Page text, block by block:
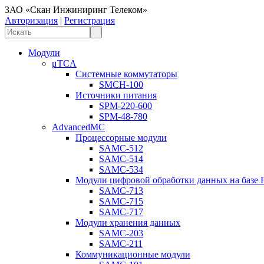
ЗАО «Скан Инжиниринг Телеком»
Авторизация | Регистрация
Модули
μTCA
Системные коммутаторы
SMCH-100
Источники питания
SPM-220-600
SPM-48-780
AdvancedMC
Процессорные модули
SAMC-512
SAMC-514
SAMC-534
Модули цифровой обработки данных на базе
SAMC-713
SAMC-715
SAMC-717
Модули хранения данных
SAMC-203
SAMC-211
Коммуникационные модули